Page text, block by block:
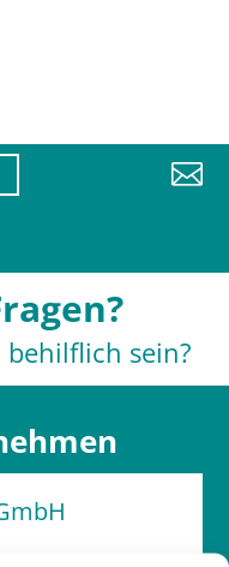

sein?